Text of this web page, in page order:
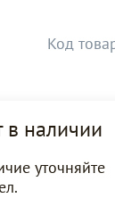
Код
в наличии
уточняйте